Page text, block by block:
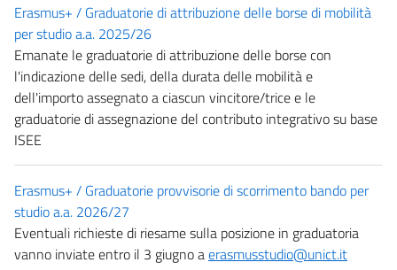
Erasmus+ / Graduatorie di attribuzione delle borse di mobilità
per studio a.a. 2025/26
Emanate le graduatorie di attribuzione delle borse con
l'indicazione delle sedi, della durata delle mobilità e
dell'importo assegnato a ciascun vincitore/trice e le
graduatorie di assegnazione del contributo integrativo su base
ISEE
Erasmus+ / Graduatorie provvisorie di scorrimento bando per
studio a.a. 2026/27
Eventuali richieste di riesame sulla posizione in graduatoria
vanno inviate entro il 3 giugno aerasmusstudio@unict.it